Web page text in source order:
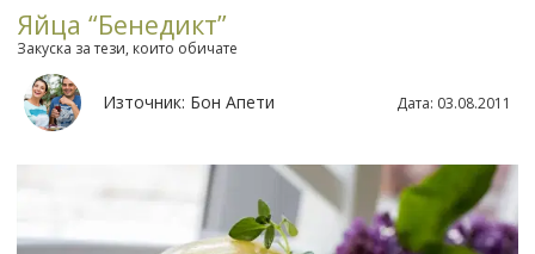
Яйца “Бенедикт”
Закуска за тези, които обичате
Източник: Бон Апети Дата: 03.08.2011